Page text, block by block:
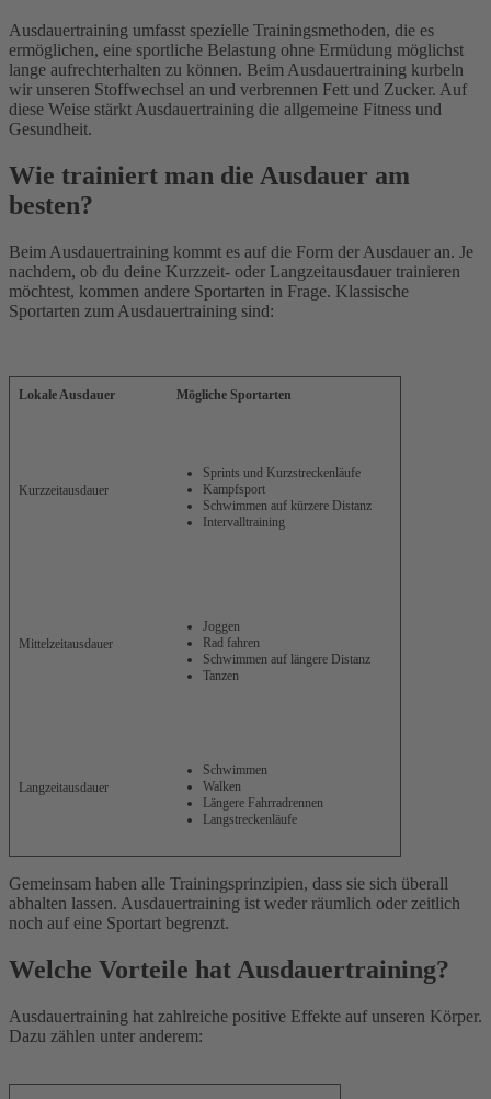
Ausdauertraining umfasst spezielle Trainingsmethoden, die es
ermöglichen, eine sportliche Belastung ohne Ermüdung möglichst
lange aufrechterhalten zu können. Beim Ausdauertraining kurbeln
wir unseren Stoffwechsel an und verbrennen Fett und Zucker. Auf
diese Weise stärkt Ausdauertraining die allgemeine Fitness und
Gesundheit.
Wie trainiert man die Ausdauer am
besten?
Beim Ausdauertraining kommt es auf die Form der Ausdauer an. Je
nachdem, ob du deine Kurzzeit- oder Langzeitausdauer trainieren
möchtest, kommen andere Sportarten in Frage. Klassische
Sportarten zum Ausdauertraining sind:
Lokale Ausdauer Mögliche Sportarten
Kurzzeitausdauer
Sprints und Kurzstreckenläufe
Kampfsport
Schwimmen auf kürzere Distanz
Intervalltraining
Mittelzeitausdauer
Joggen
Rad fahren
Schwimmen auf längere Distanz
Tanzen
Langzeitausdauer
Schwimmen
Walken
Längere Fahrradrennen
Langstreckenläufe
Gemeinsam haben alle Trainingsprinzipien, dass sie sich überall
abhalten lassen. Ausdauertraining ist weder räumlich oder zeitlich
noch auf eine Sportart begrenzt.
Welche Vorteile hat Ausdauertraining?
Ausdauertraining hat zahlreiche positive Effekte auf unseren Körper.
Dazu zählen unter anderem: